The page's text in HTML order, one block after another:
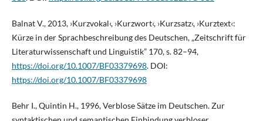
Balnat V., 2013, ›Kurzvokal‹, ›Kurzwort‹, ›Kurzsatz‹, ›Kurztext‹:
Kürze in der Sprachbeschreibung des Deutschen, „Zeitschrift für
Literaturwissenschaft und Linguistik” 170, s. 82–94,
https://doi.org/10.1007/BF03379698. DOI:
https://doi.org/10.1007/BF03379698
Behr I., Quintin H., 1996, Verblose Sätze im Deutschen. Zur